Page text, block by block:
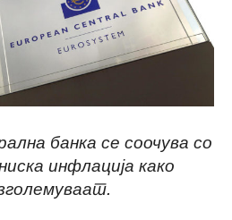
банка се соочува со
инфлација како